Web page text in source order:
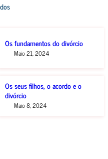
Os fundamentos do divórcio
Maio 21, 2024
Os seus filhos, o acordo e o
divórcio
Maio 8, 2024